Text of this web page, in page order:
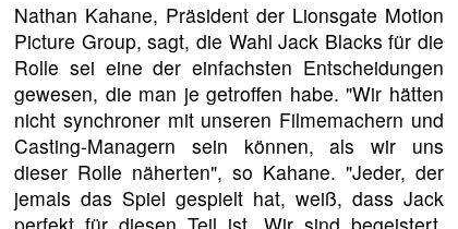
Nathan Kahane, Präsident der Lionsgate Motion
Picture Group, sagt, die Wahl Jack Blacks für die
Rolle sei eine der einfachsten Entscheidungen
gewesen, die man je getroffen habe. "Wir hätten
nicht synchroner mit unseren Filmemachern und
Casting-Managern sein können, als wir uns
dieser Rolle näherten", so Kahane. "Jeder, der
jemals das Spiel gespielt hat, weiß, dass Jack